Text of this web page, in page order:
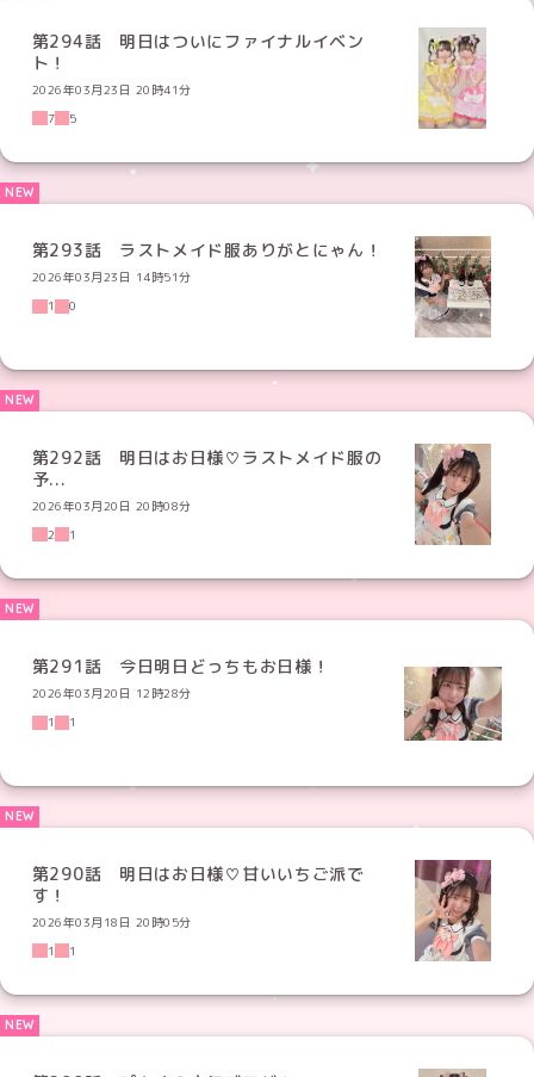
第294話 明日はついにファイナルイベン
ト！
2026年03月23日 20時41分
7
5
第293話 ラストメイド服ありがとにゃん！
2026年03月23日 14時51分
1
0
第292話 明日はお日様♡ラストメイド服の
予...
2026年03月20日 20時08分
2
1
第291話 今日明日どっちもお日様！
2026年03月20日 12時28分
1
1
第290話 明日はお日様♡甘いいちご派で
す！
2026年03月18日 20時05分
1
1